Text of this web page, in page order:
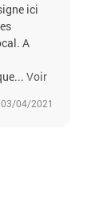
ici
A
Voir
04/2021